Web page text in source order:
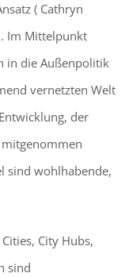
( Cathryn
Im Mittelpunkt
in die Außenpolitik
vernetzten Welt
der
sind wohlhabende,
City Hubs,
sind